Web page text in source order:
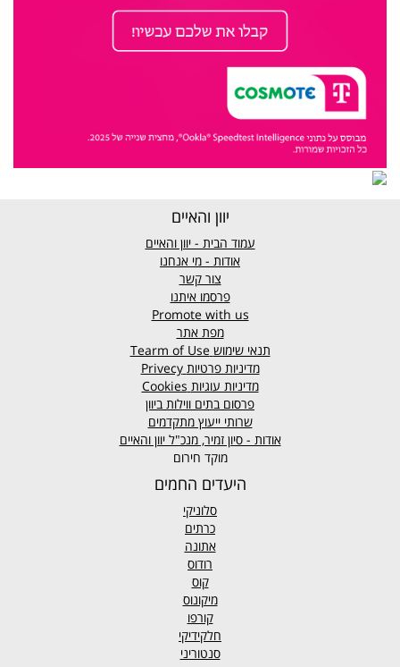
יוון והאיים
עמוד הבית - יוון והאיים
אודות - מי אנחנו
צור קשר
פרסמו איתנו
Promote with us
מפת אתר
תנאי שימוש
מדיניות פרטיות Privecy
מדיניות עוגיות Cookies
פרסום בתים ווילות ביוון
שרותי ייעוץ מתקדמים
אודות - סיון זמיר, מנכ"ל יוון והאיים
מוקד חירום
היעדים החמים
סלוניקי
כרתים
אתונה
רודוס
קוס
מיקונוס
קורפו
חלקידיקי
סנטוריני